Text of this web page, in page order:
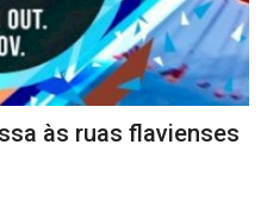
às ruas flavienses